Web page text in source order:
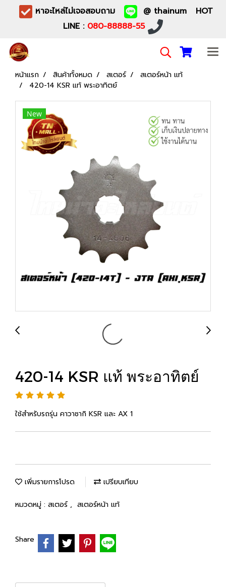
หาอะไหล่ไม่เจอสอบถาม
@ thainum HOT
LINE : 080-88888-55
หน้าแรก สินค้าทั้งหมด สเตอร์
สเตอร์หน้า แท้
420-14 KSR แท้ พระอาทิตย์
New
420-14 KSR แท้ พระอาทิตย์
ใช้สำหรับรถรุ่น คาวาซากิ KSR และ AX 1
เพิ่มรายการโปรด เปรียบเทียบ
หมวดหมู่ : สเตอร์ , สเตอร์หน้า แท้
Share